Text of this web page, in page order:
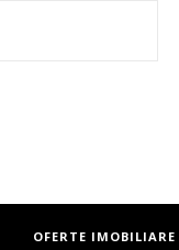
OFERTE IMOBILIARE